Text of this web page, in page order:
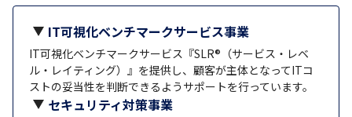
IT可視化ベンチマークサービス事業
IT可視化ベンチマークサービス『SLR®（サービス・レベ
ル・レイティング）』を提供し、顧客が主体となってITコ
ストの妥当性を判断できるようサポートを行っています。
セキュリティ対策事業